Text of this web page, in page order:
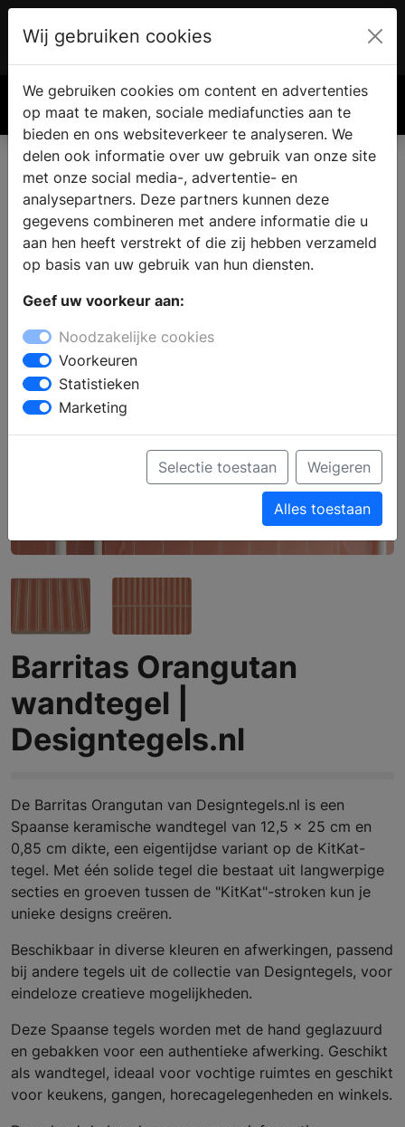
€ 0.00
Barritas Orangutan
wandtegel |
Designtegels.nl
De Barritas Orangutan van Designtegels.nl is een
Spaanse keramische wandtegel van 12,5 x 25 cm en
0,85 cm dikte, een eigentijdse variant op de KitKat-
tegel. Met één solide tegel die bestaat uit langwerpige
secties en groeven tussen de "KitKat"-stroken kun je
unieke designs creëren.
Beschikbaar in diverse kleuren en afwerkingen, passend
bij andere tegels uit de collectie van Designtegels, voor
eindeloze creatieve mogelijkheden.
Deze Spaanse tegels worden met de hand geglazuurd
en gebakken voor een authentieke afwerking. Geschikt
als wandtegel, ideaal voor vochtige ruimtes en geschikt
voor keukens, gangen, horecagelegenheden en winkels.
Wij gebruiken cookies
We gebruiken cookies om content en advertenties
op maat te maken, sociale mediafuncties aan te
bieden en ons websiteverkeer te analyseren. We
delen ook informatie over uw gebruik van onze site
met onze social media-, advertentie- en
analysepartners. Deze partners kunnen deze
gegevens combineren met andere informatie die u
aan hen heeft verstrekt of die zij hebben verzameld
op basis van uw gebruik van hun diensten.
Geef uw voorkeur aan:
Noodzakelijke cookies
Voorkeuren
Statistieken
Marketing
Selectie toestaan Weigeren
Alles toestaan